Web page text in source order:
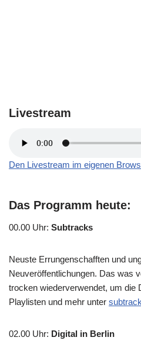
Livestream
Den Livestream im eigenen
Das Programm heute:
00.00 Uhr: Subtracks
Neuste Errungenschafften und
Neuveröffentlichungen. Das was
trocken wiederverwendet, um die
Playlisten und mehr unter
02.00 Uhr: Digital in Berlin